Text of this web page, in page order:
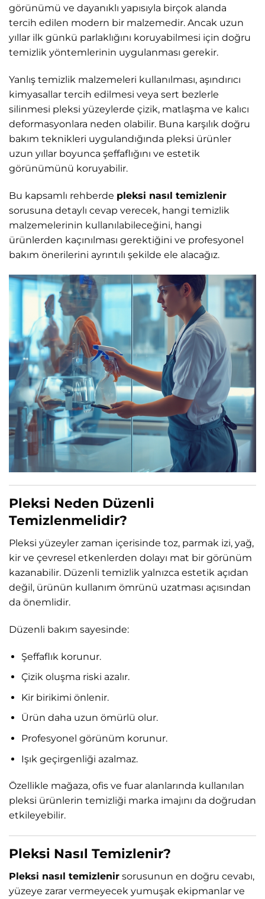
görünümü ve dayanıklı yapısıyla birçok alanda
tercih edilen modern bir malzemedir. Ancak uzun
yıllar ilk günkü parlaklığını koruyabilmesi için doğru
temizlik yöntemlerinin uygulanması gerekir.
Yanlış temizlik malzemeleri kullanılması, aşındırıcı
kimyasallar tercih edilmesi veya sert bezlerle
silinmesi pleksi yüzeylerde çizik, matlaşma ve kalıcı
deformasyonlara neden olabilir. Buna karşılık doğru
bakım teknikleri uygulandığında pleksi ürünler
uzun yıllar boyunca şeffaflığını ve estetik
görünümünü koruyabilir.
Bu kapsamlı rehberde pleksi nasıl temizlenir
sorusuna detaylı cevap verecek, hangi temizlik
malzemelerinin kullanılabileceğini, hangi
ürünlerden kaçınılması gerektiğini ve profesyonel
bakım önerilerini ayrıntılı şekilde ele alacağız.
Pleksi Neden Düzenli
Temizlenmelidir?
Pleksi yüzeyler zaman içerisinde toz, parmak izi, yağ,
kir ve çevresel etkenlerden dolayı mat bir görünüm
kazanabilir. Düzenli temizlik yalnızca estetik açıdan
değil, ürünün kullanım ömrünü uzatması açısından
da önemlidir.
Düzenli bakım sayesinde:
Şeffaflık korunur.
Çizik oluşma riski azalır.
Kir birikimi önlenir.
Ürün daha uzun ömürlü olur.
Profesyonel görünüm korunur.
Işık geçirgenliği azalmaz.
Özellikle mağaza, ofis ve fuar alanlarında kullanılan
pleksi ürünlerin temizliği marka imajını da doğrudan
etkileyebilir.
Pleksi Nasıl Temizlenir?
Pleksi nasıl temizlenir sorusunun en doğru cevabı,
yüzeye zarar vermeyecek yumuşak ekipmanlar ve